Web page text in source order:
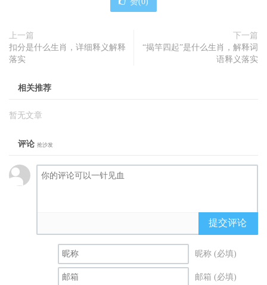
上一篇
扣分是什么生肖，详细释义解释
落实
下一篇
“揭竿四起”是什么生肖，解释词
语释义落实
相关推荐
暂无文章
评论 抢沙发
提交评论
昵称 (必填)
邮箱 (必填)